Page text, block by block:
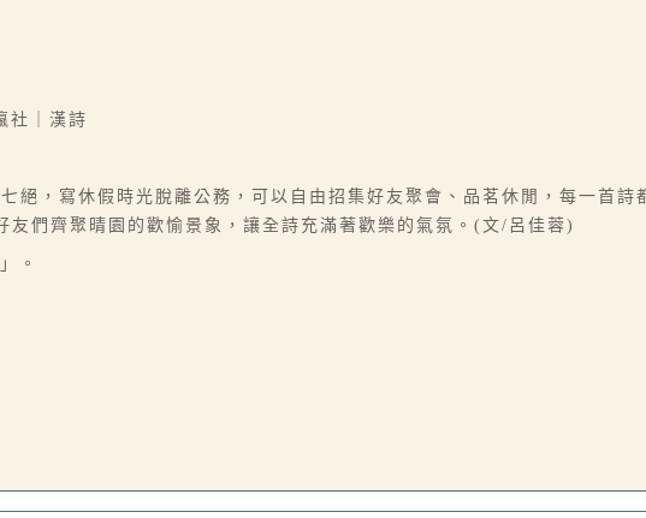
社｜漢詩
絕，寫休假時光脫離公務，可以自由招集好友聚會、品茗休閒，每一首
友們齊聚晴園的歡愉景象，讓全詩充滿著歡樂的氣氛。(文/呂佳蓉)
。